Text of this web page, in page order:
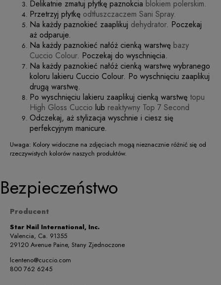
Delikatnie zmatuj płytkę paznokcia blokiem polerskim.
Przetrzyj płytkę odtłuszczaczem Sani Spray.
Na każdy paznokieć zaaplikuj dehydrator. Poczekaj
aż odparuje.
Na każdy paznokieć nałóż cienką warstwę bazy
Cuccio Colour. Poczekaj do wyschnięcia.
Na każdy paznokieć nałóż cienką warstwę wybranego
koloru lakieru Cuccio Colour. Po wyschnięciu zaaplikuj
drugą warstwę.
Po wyschnięciu lakieru zaaplikuj cienką warstwę topu
High Gloss Cuccio lub reaktywny Top 7 Second
Odczekaj, aż stylizacja wyschnie i ciesz się
perfekcyjnym manicure.
Uwaga: Kolory widoczne na zdjęciach mogą nieznacznie różnić się od
rzeczywistych kolorów naszych produktów.
Bezpieczeństwo
Producent
Star Nail International, Inc.
Valencia, Ca. 91355
29120 Avenue Paine, Stany Zjednoczone
lcenteno@cuccio.com
800 762 6245